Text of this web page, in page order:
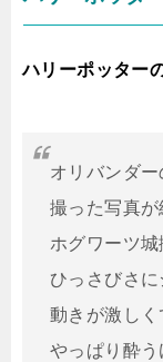
ハリーポッター
オリバンダ
撮った写真
ホグワーツ
ひっさびさ
動きが激し
やっぱり酔